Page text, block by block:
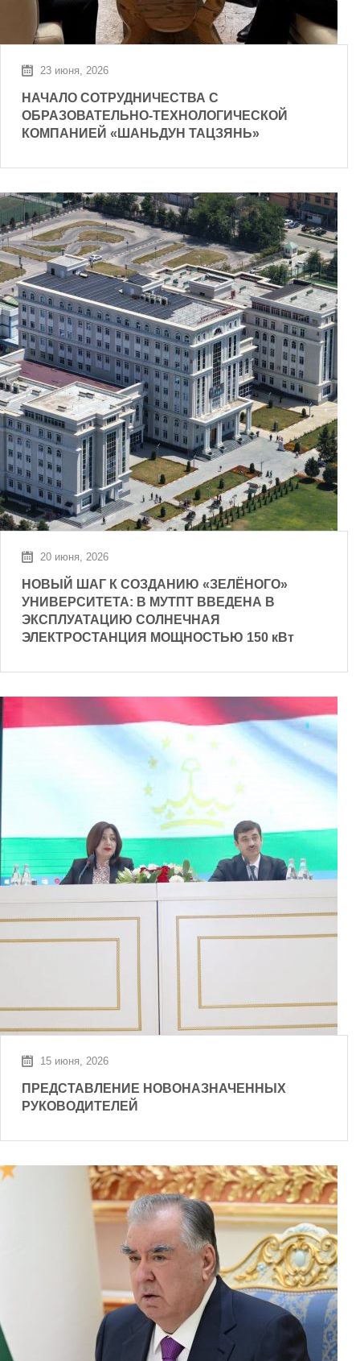
23 июня, 2026
НАЧАЛО СОТРУДНИЧЕСТВА С
ОБРАЗОВАТЕЛЬНО-ТЕХНОЛОГИЧЕСКОЙ
КОМПАНИЕЙ «ШАНЬДУН ТАЦЗЯНЬ»
20 июня, 2026
НОВЫЙ ШАГ К СОЗДАНИЮ «ЗЕЛЁНОГО»
УНИВЕРСИТЕТА: В МУТПТ ВВЕДЕНА В
ЭКСПЛУАТАЦИЮ СОЛНЕЧНАЯ
ЭЛЕКТРОСТАНЦИЯ МОЩНОСТЬЮ 150 кВт
15 июня, 2026
ПРЕДСТАВЛЕНИЕ НОВОНАЗНАЧЕННЫХ
РУКОВОДИТЕЛЕЙ